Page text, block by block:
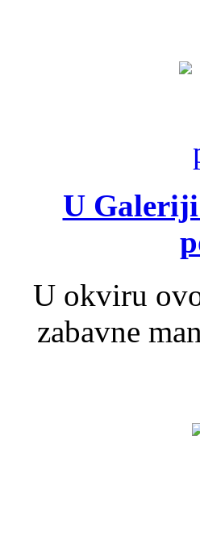
U
U okviru
zabavne